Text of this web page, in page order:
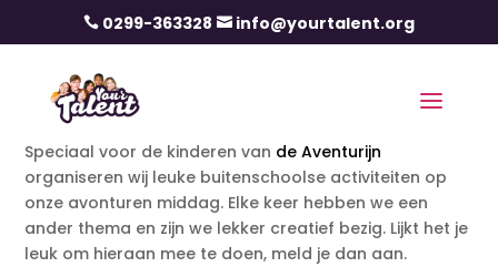
 0299-363328  info@yourtalent.org
Speciaal voor de kinderen van de Aventurijn
organiseren wij leuke buitenschoolse activiteiten op
onze avonturen middag. Elke keer hebben we een
ander thema en zijn we lekker creatief bezig. Lijkt het je
leuk om hieraan mee te doen, meld je dan aan.